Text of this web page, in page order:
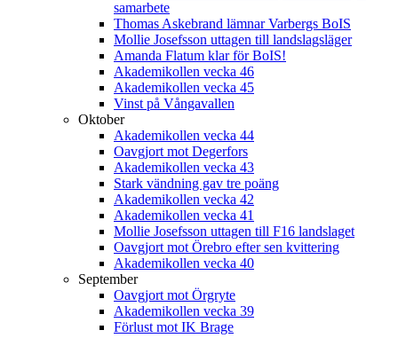
samarbete
Thomas Askebrand lämnar Varbergs BoIS
Mollie Josefsson uttagen till landslagsläger
Amanda Flatum klar för BoIS!
Akademikollen vecka 46
Akademikollen vecka 45
Vinst på Vångavallen
Oktober
Akademikollen vecka 44
Oavgjort mot Degerfors
Akademikollen vecka 43
Stark vändning gav tre poäng
Akademikollen vecka 42
Akademikollen vecka 41
Mollie Josefsson uttagen till F16 landslaget
Oavgjort mot Örebro efter sen kvittering
Akademikollen vecka 40
September
Oavgjort mot Örgryte
Akademikollen vecka 39
Förlust mot IK Brage